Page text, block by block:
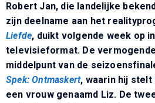
Robert Jan, die landelijke
zijn deelname aan het
Liefde, duikt volgende week op
televisieformat. De
middelpunt van de
Spek: Ontmaskert, waarin hij
een vrouw genaamd Liz. De